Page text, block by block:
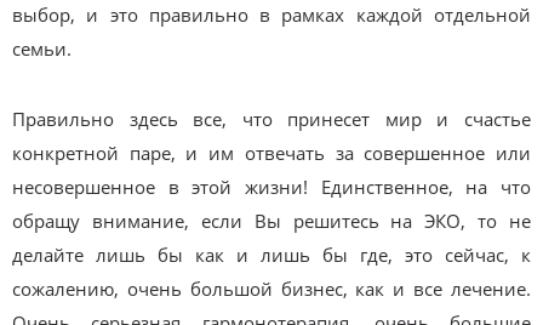
выбор, и это правильно в рамках каждой отдельной
семьи.
Правильно здесь все, что принесет мир и счастье
конкретной паре, и им отвечать за совершенное или
несовершенное в этой жизни! Единственное, на что
обращу внимание, если Вы решитесь на ЭКО, то не
делайте лишь бы как и лишь бы где, это сейчас, к
сожалению, очень большой бизнес, как и все лечение.